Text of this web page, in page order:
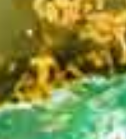
PROMOCIONAL
ente